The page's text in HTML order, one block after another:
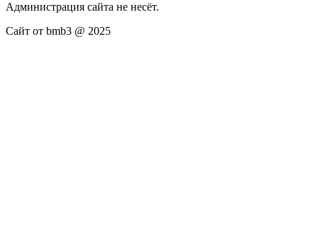
Администрация сайта не несёт.
Сайт от bmb3 @ 2025